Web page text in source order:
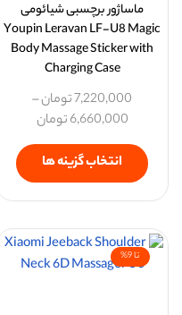
ماساژور برچسبی شیائومی
Youpin Leravan LF-U8 Magic
Body Massage Sticker with
Charging Case
7,220,000تومان–
6,660,000تومان
انتخاب گزینه ها
تا 9%